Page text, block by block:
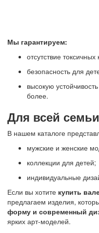
Мы гарантируем:
отсутствие
безопасность для
высокую
более.
Для всей
В нашем каталоге
мужские и женские
коллекции для детей;
индивидуальные
Если вы хотите купить
предлагаем изделия,
форму и современный
ярких арт-моделей.